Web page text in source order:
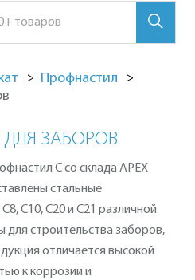
Профнастил
ДЛЯ ЗАБОРОВ
С со склада APEX
стальные
С10, С20 и С21 различной
строительства заборов,
отличается высокой
к коррозии и